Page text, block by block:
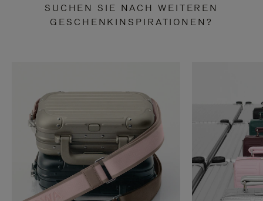
SUCHEN SIE NACH WEITEREN
GESCHENKINSPIRATIONEN?